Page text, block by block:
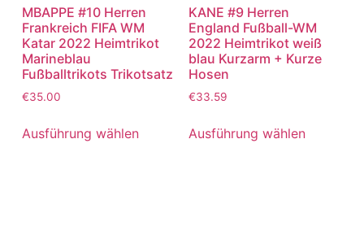
MBAPPE #10 Herren
Frankreich FIFA WM
Katar 2022 Heimtrikot
Marineblau
Fußballtrikots Trikotsatz
€35.00
Ausführung wählen
KANE #9 Herren
England Fußball-WM
2022 Heimtrikot weiß
blau Kurzarm + Kurze
Hosen
€33.59
Ausführung wählen